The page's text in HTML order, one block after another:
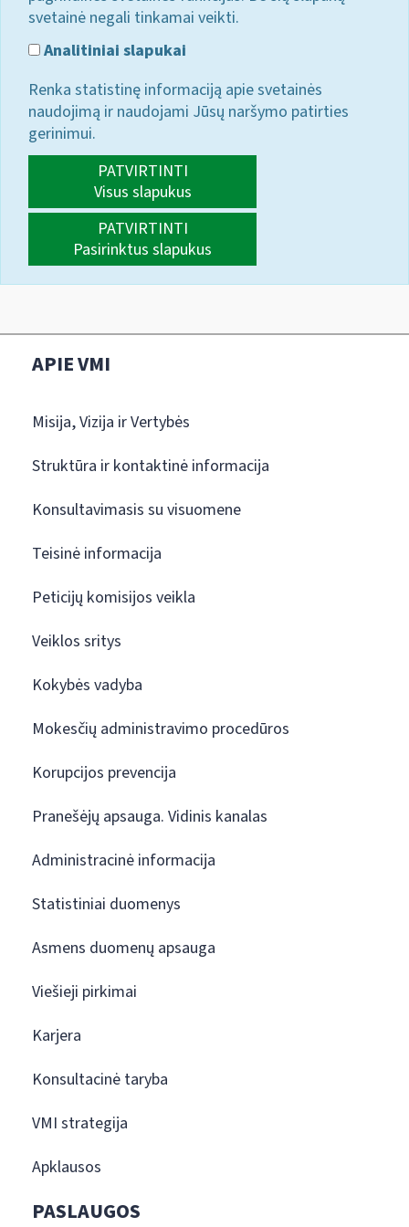
svetainė negali tinkamai veikti.
Analitiniai slapukai
Renka statistinę informaciją apie svetainės
naudojimą ir naudojami Jūsų naršymo patirties
gerinimui.
PATVIRTINTI
Visus slapukus
PATVIRTINTI
Pasirinktus slapukus
APIE VMI
Misija, Vizija ir Vertybės
Struktūra ir kontaktinė informacija
Konsultavimasis su visuomene
Teisinė informacija
Peticijų komisijos veikla
Veiklos sritys
Kokybės vadyba
Mokesčių administravimo procedūros
Korupcijos prevencija
Pranešėjų apsauga. Vidinis kanalas
Administracinė informacija
Statistiniai duomenys
Asmens duomenų apsauga
Viešieji pirkimai
Karjera
Konsultacinė taryba
VMI strategija
Apklausos
PASLAUGOS